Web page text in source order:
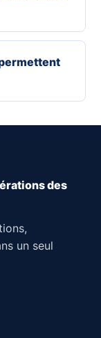
des
un seul